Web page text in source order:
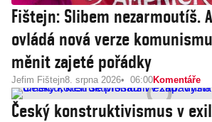
Fištejn: Slibem nezarmoutíš.
ovládá nová verze
měnit zajeté pořádky
Jefim Fištejn8. srpna 2026 06:00Komentáře
Český konstruktivismus v